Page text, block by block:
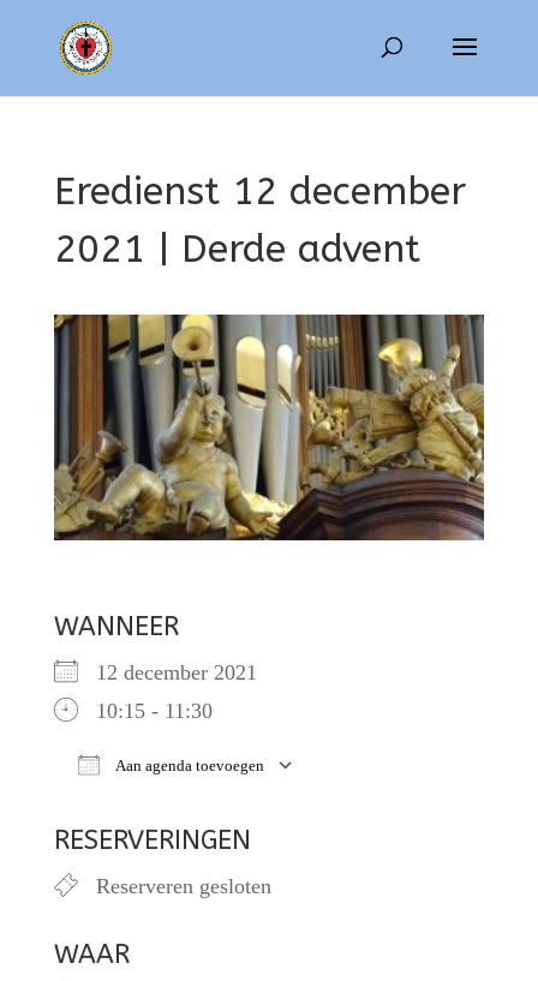
Eredienst 12 december
2021 | Derde advent
WANNEER
12 december 2021
10:15 - 11:30
Aan agenda toevoegen
RESERVERINGEN
Reserveren gesloten
WAAR